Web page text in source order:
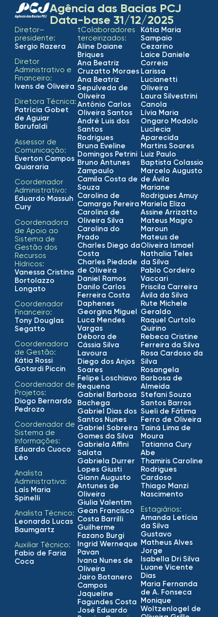
Agência das Bacias PCJ
Data-base 31/12/2025
Diretor–
presidente:
Sergio Razera
Diretor
Administrativo e
Financeiro:
Ivens de Oliveira
Diretora Técnica:
Patrícia Gobet
de Aguiar
Barufaldi
Assessor de
Comunicação:
Everton Campos
Quiararia
Coordenador
Administrativo:
Eduardo Massuh
Cury
Coordenadora
de Apoio ao
Sistema de
Gestão dos
Recursos
Hídricos:
Vanessa Cristina
Bortolazzo
Longato
Coordenador
Financeiro:
Tony Douglas
Segatto
Coordenadora
de Gestão:
Kátia Rossi
Gotardi Piccin
Coordenador de
Projetos:
Diogo Bernardo
Pedrozo
Coordenador de
Sistema de
Informações:
Eduardo Cuoco
Léo
Analista
Administrativa:
Laís Maria
Spinelli
Analista Técnico:
Leonardo Lucas
Baumgartz
Auxiliar Técnico:
Fabio de Faria
Coca
tColaboradores
terceirizados:
Aline Daiane
Briques
Ana Beatriz
Cruzatto Moraes
Ana Beatriz
Sepulveda de
Oliveira
Antônio Carlos
Oliveira Santos
André Luis dos
Santos
Rodrigues
Bruna Eveline
Domingos Petrini
Bruno Antunes
Zampaulo
Camila Costa de
Souza
Carolina de
Camargo Pereira
Carolina de
Oliveira Silva
Carolina do
Prado
Charles Diego da
Costa
Charles Piedade
de Oliveira
Daniel Ramos
Danilo Carlos
Ferreira Costa
Daphenes
Georgina Miguel
Luca Mendes
Vargas
Débora de
Cássia Silva
Lavoura
Diego dos Anjos
Soares
Felipe Loschiavo
Requena
Gabriel Barbosa
Bachega
Gabriel Dias dos
Santos Nunes
Gabriel Sobreira
Gomes da Silva
Gabriela Affini
Salata
Gabriela Durrer
Lopes Giusti
Giann Augusto
Antunes de
Oliveira
Giulia Valentim
Gean Francisco
Costa Barrilli
Guilherme
Fazano Burgi
Ingrid Werneque
Pavan
Ivana Nunes de
Oliveira
Jairo Batanero
Campos
Jaqueline
Fagundes Costa
José Eduardo
Kátia Maria
Sampaio
Cezarino
Laice Daniele
Correia
Larissa
Lucianetti
Oliveira
Laura Silvestrini
Canola
Lívia Maria
Ongaro Modolo
Luclecia
Aparecida
Martins Soares
Luiz Paulo
Baptista Colassio
Marcelo Augusto
de Ávila
Mariane
Rodrigues Amuy
Mariela Eliza
Assine Arrizatto
Mateus Magro
Maroun
Mateus de
Oliveira Ismael
Nathalia Teles
da Silva
Pablo Cordeiro
Vaccari
Priscila Carreira
Ávila da Silva
Rute Michele
Geraldo
Raquel Curtolo
Quirino
Rebeca Cristine
Ferreira da Silva
Rosa Cardoso da
Silva
Rosangela
Barbosa de
Almeida
Stefani Souza
Santos Barros
Sueli de Fátima
Ferro de Oliveira
Tainá Lima de
Moura
Tatianna Cury
Abe
Thamiris Caroline
Rodrigues
Cardoso
Thiago Manzi
Nascimento
Estagiários:
Amanda Letícia
da Silva
Gustavo
Matheus Alves
Jorge
Isabella Dri Silva
Luane Vicente
Dias
Maria Fernanda
de A. Fonseca
Monique
Woltzenlogel de